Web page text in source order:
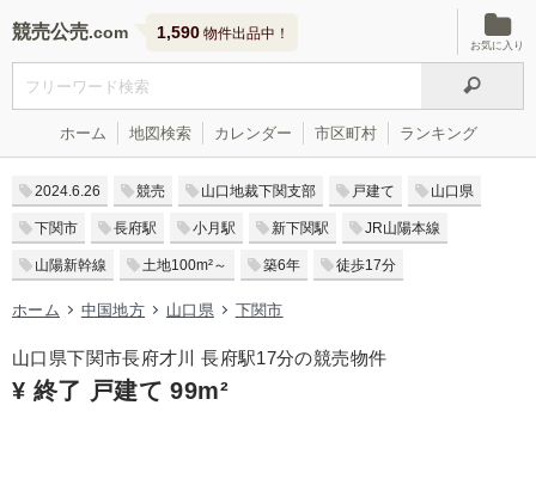
競売公売 1,590 物件出品中！
お気に入り
ホーム 地図検索 カレンダー 市区町村 ランキング
2024.6.26 競売 山口地裁下関支部 戸建て 山口県
下関市 長府駅 小月駅 新下関駅 JR山陽本線
山陽新幹線 土地100m²～ 築6年 徒歩17分
ホーム 中国地方 山口県 下関市
山口県下関市長府才川 長府駅17分の競売物件
¥ 終了 戸建て 99m²